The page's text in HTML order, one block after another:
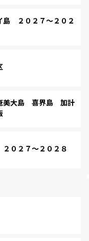
２０２７～２０２
大島 喜界島 加計
０２７～２０２８